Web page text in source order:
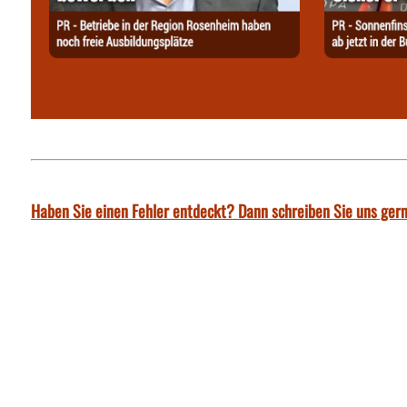
Haben Sie einen Fehler entdeckt? Dann schreiben Sie uns